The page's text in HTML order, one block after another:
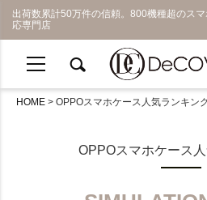
出荷数累計50万件の信頼。800機種超のス
応専門店
HOME OPPOスマホケース人気ランキン
OPPOスマホケース